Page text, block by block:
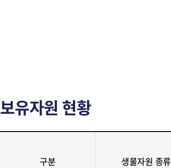
보유자원 현황
구분 생물자원 종류